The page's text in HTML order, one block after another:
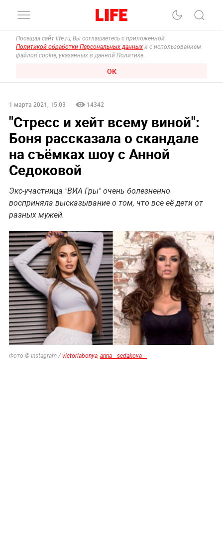
Посещая сайт life.ru, Вы соглашаетесь с приложенной
Политикой обработки Персональных данных и с использованием
файлов cookie, указанных в данной Политике.
ОК
1 марта 2021, 15:03 14342
"Стресс и хейт всему виной":
Боня рассказала о скандале
на съёмках шоу с Анной
Седоковой
Экс-участница "ВИА Гры" очень болезненно
восприняла высказывание о том, что все её дети от
разных мужей.
Фото © Instagram / victoriabonya, anna__sedakova__